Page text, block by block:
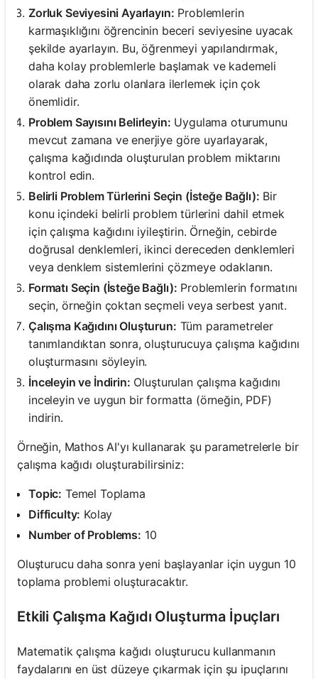
Zorluk Seviyesini Ayarlayın: Problemlerin
karmaşıklığını öğrencinin beceri seviyesine uyacak
şekilde ayarlayın. Bu, öğrenmeyi yapılandırmak,
daha kolay problemlerle başlamak ve kademeli
olarak daha zorlu olanlara ilerlemek için çok
önemlidir.
Problem Sayısını Belirleyin: Uygulama oturumunu
mevcut zamana ve enerjiye göre uyarlayarak,
çalışma kağıdında oluşturulan problem miktarını
kontrol edin.
Belirli Problem Türlerini Seçin (İsteğe Bağlı): Bir
konu içindeki belirli problem türlerini dahil etmek
için çalışma kağıdını iyileştirin. Örneğin, cebirde
doğrusal denklemleri, ikinci dereceden denklemleri
veya denklem sistemlerini çözmeye odaklanın.
Formatı Seçin (İsteğe Bağlı): Problemlerin formatını
seçin, örneğin çoktan seçmeli veya serbest yanıt.
Çalışma Kağıdını Oluşturun: Tüm parametreler
tanımlandıktan sonra, oluşturucuya çalışma kağıdını
oluşturmasını söyleyin.
İnceleyin ve İndirin: Oluşturulan çalışma kağıdını
inceleyin ve uygun bir formatta (örneğin, PDF)
indirin.
Örneğin, Mathos AI'yı kullanarak şu parametrelerle bir
çalışma kağıdı oluşturabilirsiniz:
Topic: Temel Toplama
Difficulty: Kolay
Number of Problems: 10
Oluşturucu daha sonra yeni başlayanlar için uygun 10
toplama problemi oluşturacaktır.
Etkili Çalışma Kağıdı Oluşturma İpuçları
Matematik çalışma kağıdı oluşturucu kullanmanın
faydalarını en üst düzeye çıkarmak için şu ipuçlarını